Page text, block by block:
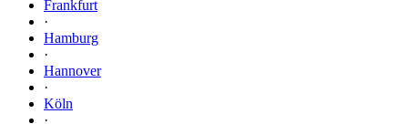
Frankfurt
·
Hamburg
·
Hannover
·
Köln
·